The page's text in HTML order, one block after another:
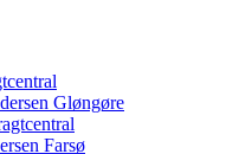
Gløngøre
Farsø